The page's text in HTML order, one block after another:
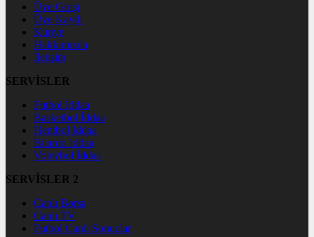
Üye Girişi
Üye Kaydı
Künye
Hakkımızda
İletişim
SERVİSLER
Futbol İddaa
Basketbol İddaa
Hentbol İddaa
Bilardo İddaa
Voleybol İddaa
SERVİSLER 2
Canlı Borsa
Canlı TV
Futbol Canlı Sonuçlar